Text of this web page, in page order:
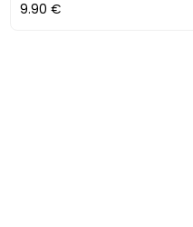
9.90 €